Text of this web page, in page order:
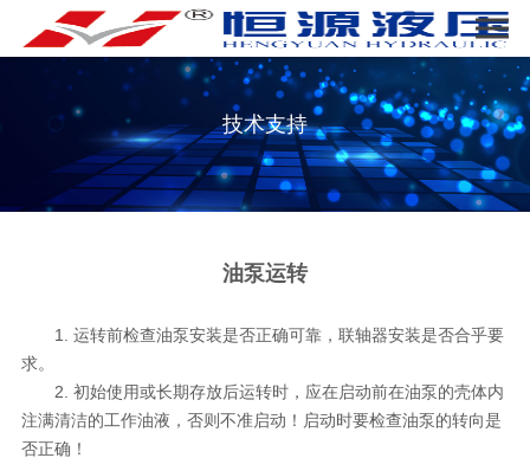
技术支持
油泵运转
1. 运转前检查油泵安装是否正确可靠，联轴器安装是否合乎要
求。
2. 初始使用或长期存放后运转时，应在启动前在油泵的壳体内
注满清洁的工作油液，否则不准启动！启动时要检查油泵的转向是
否正确！